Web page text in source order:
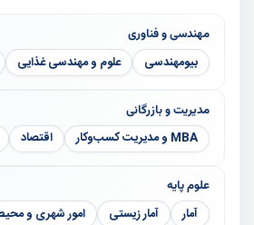
مهندسی و فناوری
بیومهندسی علوم و مهندسی غذایی
مدیریت و بازرگانی
MBA و مدیریت کسب‌وکار اقتصاد
علوم پایه
آمار آمار زیستی امور شهری و